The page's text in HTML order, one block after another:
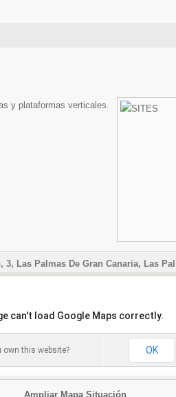
y plataformas verticales.
Las Palmas De Gran Canaria, Las
can't load Google Maps correctly.
own this website? OK
Ampliar Mapa Situación